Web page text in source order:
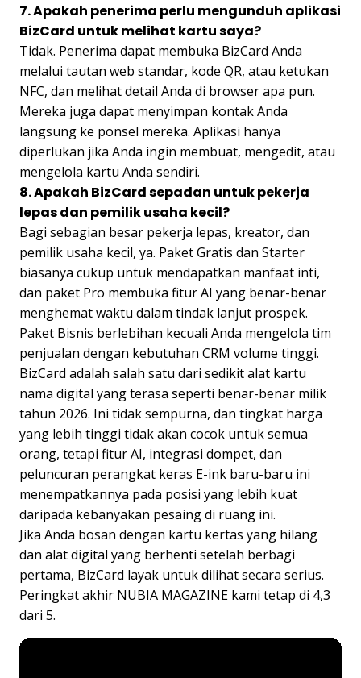
7. Apakah penerima perlu mengunduh aplikasi
BizCard untuk melihat kartu saya?
Tidak. Penerima dapat membuka BizCard Anda
melalui tautan web standar, kode QR, atau ketukan
NFC, dan melihat detail Anda di browser apa pun.
Mereka juga dapat menyimpan kontak Anda
langsung ke ponsel mereka. Aplikasi hanya
diperlukan jika Anda ingin membuat, mengedit, atau
mengelola kartu Anda sendiri.
8. Apakah BizCard sepadan untuk pekerja
lepas dan pemilik usaha kecil?
Bagi sebagian besar pekerja lepas, kreator, dan
pemilik usaha kecil, ya. Paket Gratis dan Starter
biasanya cukup untuk mendapatkan manfaat inti,
dan paket Pro membuka fitur AI yang benar-benar
menghemat waktu dalam tindak lanjut prospek.
Paket Bisnis berlebihan kecuali Anda mengelola tim
penjualan dengan kebutuhan CRM volume tinggi.
BizCard adalah salah satu dari sedikit alat kartu
nama digital yang terasa seperti benar-benar milik
tahun 2026. Ini tidak sempurna, dan tingkat harga
yang lebih tinggi tidak akan cocok untuk semua
orang, tetapi fitur AI, integrasi dompet, dan
peluncuran perangkat keras E-ink baru-baru ini
menempatkannya pada posisi yang lebih kuat
daripada kebanyakan pesaing di ruang ini.
Jika Anda bosan dengan kartu kertas yang hilang
dan alat digital yang berhenti setelah berbagi
pertama, BizCard layak untuk dilihat secara serius.
Peringkat akhir NUBIA MAGAZINE kami tetap di 4,3
dari 5.